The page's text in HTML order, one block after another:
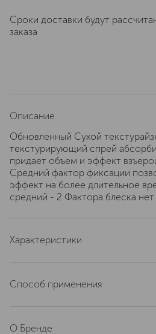
Сроки доставки будут
заказа
Описание
Обновленный Сухой
текстурирующий спрей
придает объем и эффект
Средний фактор фиксации
эффект на более длительное
средний - 2 Фактора блеска
Характеристики
Способ применения
О Бренде